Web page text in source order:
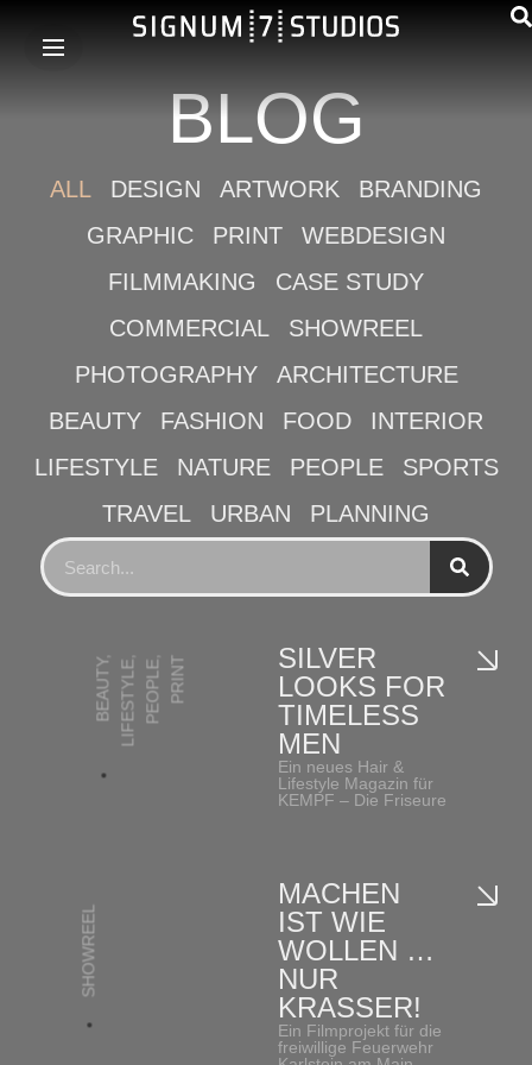
BLOG
DESIGN ARTWORK
BRANDING
GRAPHIC
PRINT
WEBDESIGN
FILMMAKING
CASE STUDY
COMMERCIAL
SHOWREEL
PHOTOGRAPHY
ARCHITECTURE
BEAUTY
FASHION FOOD
INTERIOR
LIFESTYLE
NATURE PEOPLE
SPORTS
TRAVEL
URBAN PLANNING
ALL
BEAUTY LIFESTYLE PEOPLE PRINT
SILVER
LOOKS FOR
TIMELESS
MEN
Ein neues Hair &
Lifestyle Magazin für
KEMPF – Die Friseure
SHOWREEL
MACHEN
IST WIE
WOLLEN …
NUR
KRASSER!
Ein Filmprojekt für die
freiwillige Feuerwehr